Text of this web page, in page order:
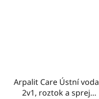
Arpalit Care Ústní voda
2v1, roztok a sprej